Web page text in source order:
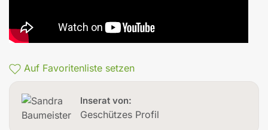
Auf Favoritenliste setzen
Inserat von:
Geschützes Profil